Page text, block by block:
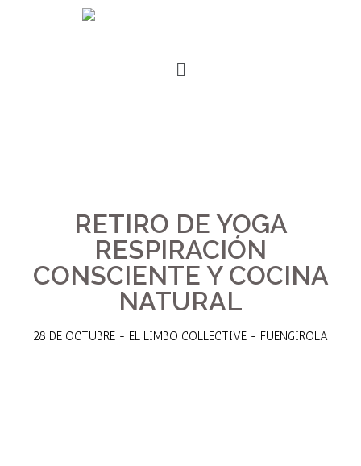
RETIRO DE YOGA
RESPIRACIÓN
CONSCIENTE Y COCINA
NATURAL
28 DE OCTUBRE - EL LIMBO COLLECTIVE - FUENGIROLA